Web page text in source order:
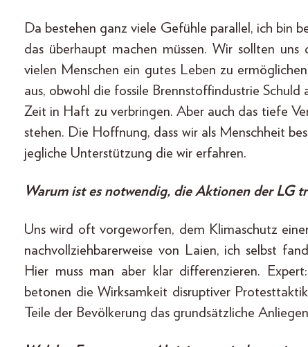
Da bestehen ganz viele Gefühle parallel, ich bin
das überhaupt machen müssen. Wir sollten
vielen Menschen ein gutes Leben zu
aus, obwohl die fossile Brennstoffindustrie
Zeit in Haft zu verbringen. Aber auch das tiefe
stehen. Die Hoffnung, dass wir als Menschheit
jegliche Unterstützung die wir erfahren.
Warum ist es notwendig, die Aktionen der LG
Uns wird oft vorgeworfen, dem Klimaschutz
nachvollziehbarerweise von Laien, ich selbst
Hier muss man aber klar differenzieren.
betonen die Wirksamkeit disruptiver
Teile der Bevölkerung das grundsätzliche